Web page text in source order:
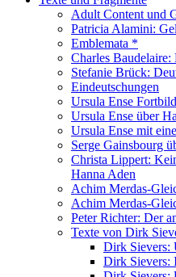
Adult Content und
Patricia Alamini:
Emblemata *
Charles Baudelaire:
Stefanie Brück:
Eindeutschungen
Ursula Ense
Ursula Ense über
Ursula Ense mit
Serge Gainsbourg
Christa Lippert:
Hanna Aden
Achim Merdas-
Achim Merdas-
Peter Richter: Der
Texte von Dirk
Dirk Sievers:
Dirk Sievers: